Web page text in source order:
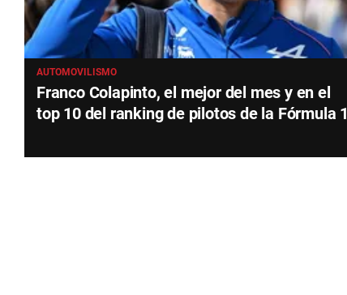
AUTOMOVILISMO
Franco Colapinto, el mejor del mes y en el
top 10 del ranking de pilotos de la Fórmula 1